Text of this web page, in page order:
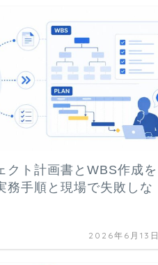
クト計画書とWBS作成を
務手順と現場で失敗しな
2026年6月13日